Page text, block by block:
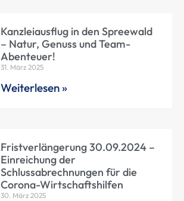
Kanzleiausflug in den Spreewald
– Natur, Genuss und Team-
Abenteuer!
31. März 2025
Weiterlesen »
Fristverlängerung 30.09.2024 –
Einreichung der
Schlussabrechnungen für die
Corona-Wirtschaftshilfen
30. März 2025